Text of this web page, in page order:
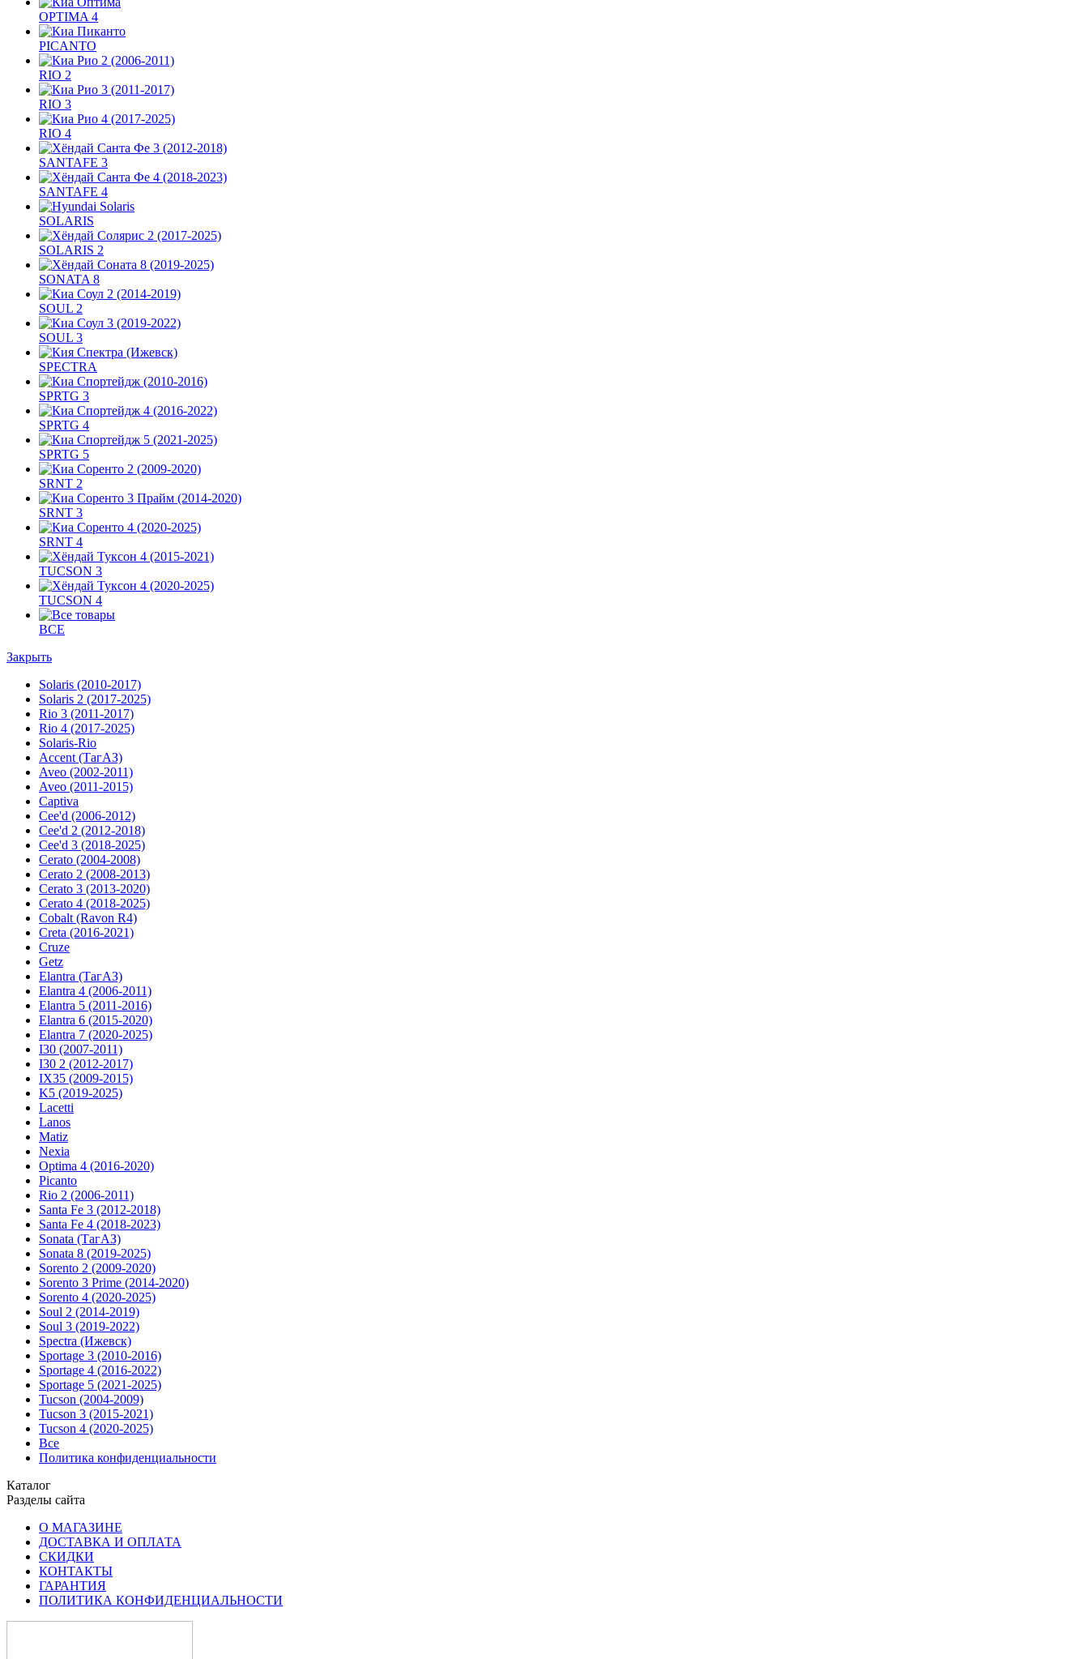
OPTIMA 4
PICANTO
RIO 2
RIO 3
RIO 4
SANTAFE 3
SANTAFE 4
SOLARIS
SOLARIS 2
SONATA 8
SOUL 2
SOUL 3
SPECTRA
SPRTG 3
SPRTG 4
SPRTG 5
SRNT 2
SRNT 3
SRNT 4
TUCSON 3
TUCSON 4
ВСЕ
Закрыть
Solaris (2010-2017)
Solaris 2 (2017-2025)
Rio 3 (2011-2017)
Rio 4 (2017-2025)
Solaris-Rio
Accent (ТагАЗ)
Aveo (2002-2011)
Aveo (2011-2015)
Captiva
Cee'd (2006-2012)
Cee'd 2 (2012-2018)
Cee'd 3 (2018-2025)
Cerato (2004-2008)
Cerato 2 (2008-2013)
Cerato 3 (2013-2020)
Cerato 4 (2018-2025)
Cobalt (Ravon R4)
Creta (2016-2021)
Cruze
Getz
Elantra (ТагАЗ)
Elantra 4 (2006-2011)
Elantra 5 (2011-2016)
Elantra 6 (2015-2020)
Elantra 7 (2020-2025)
I30 (2007-2011)
I30 2 (2012-2017)
IX35 (2009-2015)
K5 (2019-2025)
Lacetti
Lanos
Matiz
Nexia
Optima 4 (2016-2020)
Picanto
Rio 2 (2006-2011)
Santa Fe 3 (2012-2018)
Santa Fe 4 (2018-2023)
Sonata (ТагАЗ)
Sonata 8 (2019-2025)
Sorento 2 (2009-2020)
Sorento 3 Prime (2014-2020)
Sorento 4 (2020-2025)
Soul 2 (2014-2019)
Soul 3 (2019-2022)
Spectra (Ижевск)
Sportage 3 (2010-2016)
Sportage 4 (2016-2022)
Sportage 5 (2021-2025)
Tucson (2004-2009)
Tucson 3 (2015-2021)
Tucson 4 (2020-2025)
Все
Политика конфиденциальности
Каталог
Разделы сайта
О МАГАЗИНЕ
ДОСТАВКА И ОПЛАТА
СКИДКИ
КОНТАКТЫ
ГАРАНТИЯ
ПОЛИТИКА КОНФИДЕНЦИАЛЬНОСТИ